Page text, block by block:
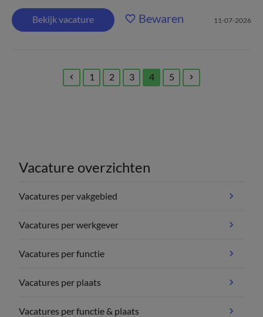
Bekijk vacature Bewaren 11-07-2026
1 2 3
4
(current)
5
Vacature overzichten
Vacatures per vakgebied
Vacatures per werkgever
Vacatures per functie
Vacatures per plaats
Vacatures per functie & plaats